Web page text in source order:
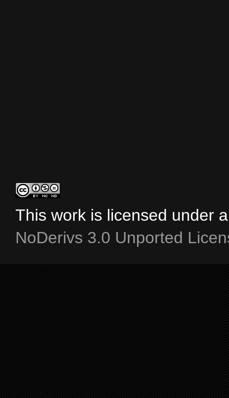
This work is licensed under
NoDerivs 3.0 Unported